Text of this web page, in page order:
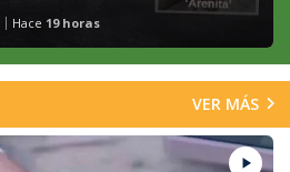
Hace 19 horas
VER MÁS